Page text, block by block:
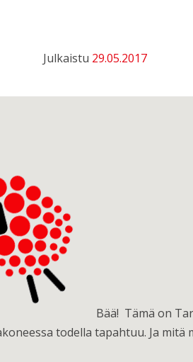
Julkaistu 29.05.2017
Bää! Tämä on
todella tapahtuu. Ja